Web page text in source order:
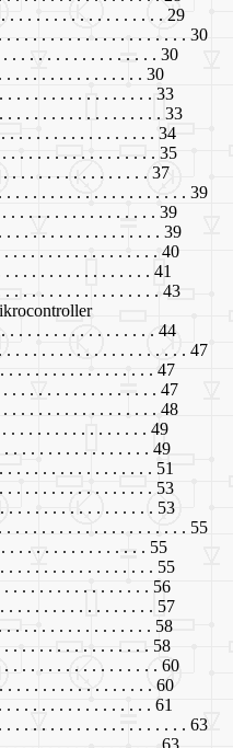
. . . . . . . . . . . . . . . . . . 29
. . . . . . . . . . . . . . . . . . . . . 30
. . . . . . . . . . . . . . . . . 30
. . . . . . . . . . . . . . . . 30
. . . . . . . . . . . . . . . . . 33
. . . . . . . . . . . . . . . . . . 33
. . . . . . . . . . . . . . . . . 34
. . . . . . . . . . . . . . . . . 35
. . . . . . . . . . . . . . . . 37
. . . . . . . . . . . . . . . . . . . . . 39
. . . . . . . . . . . . . . . . . 39
. . . . . . . . . . . . . . . . . 39
. . . . . . . . . . . . . . . . . 40
. . . . . . . . . . . . . . . . 41
. . . . . . . . . . . . . . . . . 43
. . . . . . . . . . . . . . . . . 44
. . . . . . . . . . . . . . . . . . . . . 47
. . . . . . . . . . . . . . . . . 47
. . . . . . . . . . . . . . . . . 47
. . . . . . . . . . . . . . . . . 48
. . . . . . . . . . . . . . . . 49
. . . . . . . . . . . . . . . . 49
. . . . . . . . . . . . . . . . 51
. . . . . . . . . . . . . . . . . 53
. . . . . . . . . . . . . . . . . 53
. . . . . . . . . . . . . . . . . . . . . 55
. . . . . . . . . . . . . . . . 55
. . . . . . . . . . . . . . . . . 55
. . . . . . . . . . . . . . . . 56
. . . . . . . . . . . . . . . . . 57
. . . . . . . . . . . . . . . . 58
. . . . . . . . . . . . . . . . 58
. . . . . . . . . . . . . . . . . 60
. . . . . . . . . . . . . . . . 60
. . . . . . . . . . . . . . . . 61
. . . . . . . . . . . . . . . . . . . . . 63
. . . . . . . . . . . . . . . . . 63